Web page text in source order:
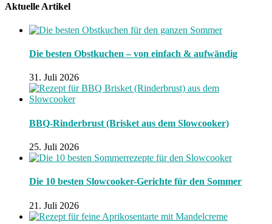
Aktuelle Artikel
Die besten Obstkuchen – von einfach & aufwändig
31. Juli 2026
BBQ-Rinderbrust (Brisket aus dem Slowcooker)
25. Juli 2026
Die 10 besten Slowcooker-Gerichte für den Sommer
21. Juli 2026